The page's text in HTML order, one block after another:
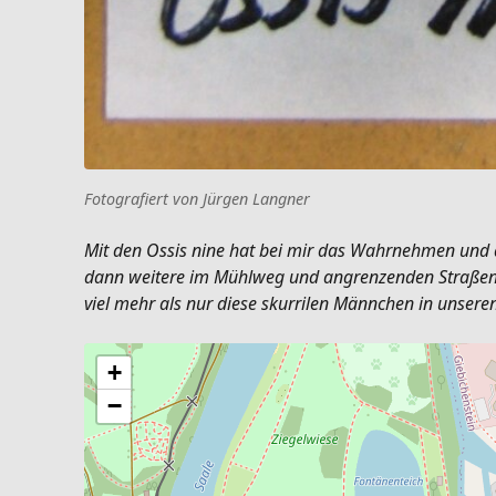
Fotografiert von Jürgen Langner
Mit den Ossis nine hat bei mir das Wahrnehmen
dann weitere im Mühlweg und angrenzenden
viel mehr als nur diese skurrilen Männchen in
+
−